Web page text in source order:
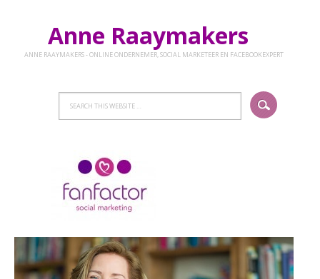
Anne Raaymakers
ANNE RAAYMAKERS - ONLINE ONDERNEMER, SOCIAL MARKETEER EN FACEBOOKEXPERT